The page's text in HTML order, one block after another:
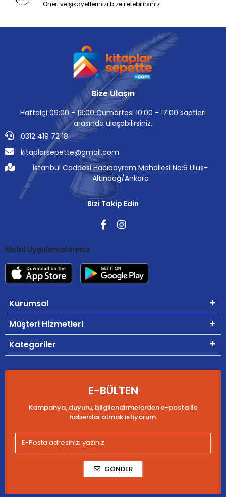
Öneri ve şikayetlerinizi bize iletebilirsiniz.
Bize Ulaşın
Haftaiçi 09:00 - 19:00 Cumartesi 10:00 - 17:00 saatleri
arasında ulaşabilirsiniz.
0312 419 72 18
kitaplarsepette@gmail.com
İstanbul Caddesi Hacıbayram Mahallesi No:6 Ulus-
Altındağ/Ankara
Bizi Takip Edin
Mobil Uygulamalarımız
Kurumsal
Müşteri Hizmetleri
Kategoriler
E-BÜLTEN
Kampanya, duyuru, bilgilendirmelerden e-posta ile
haberdar olmak istiyorum.
GÖNDER